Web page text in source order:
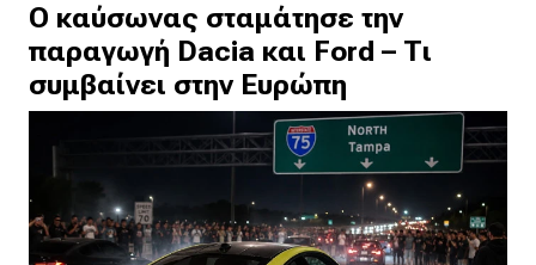
Ο καύσωνας σταμάτησε την
παραγωγή Dacia και Ford – Τι
συμβαίνει στην Ευρώπη